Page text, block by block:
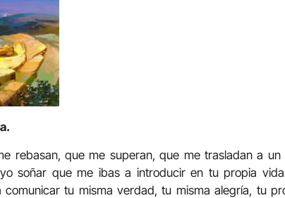
rebasan, que me superan, que me trasladan a
soñar que me ibas a introducir en tu propia
tu misma verdad, tu misma alegría, tu